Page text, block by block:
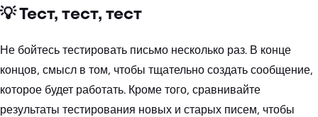
💡 Тест, тест, тест
Не бойтесь тестировать письмо несколько раз. В конце
концов, смысл в том, чтобы тщательно создать сообщение,
которое будет работать. Кроме того, сравнивайте
результаты тестирования новых и старых писем, чтобы